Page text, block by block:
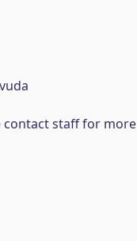
contact staff for more